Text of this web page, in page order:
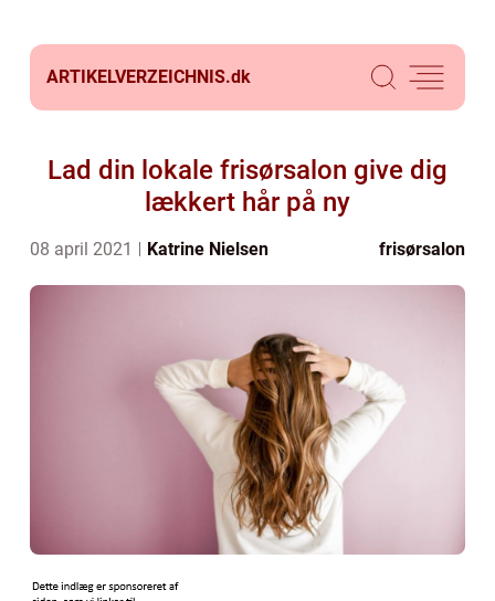
ARTIKELVERZEICHNIS.dk
Lad din lokale frisørsalon give dig
lækkert hår på ny
08 april 2021 Katrine Nielsen frisørsalon